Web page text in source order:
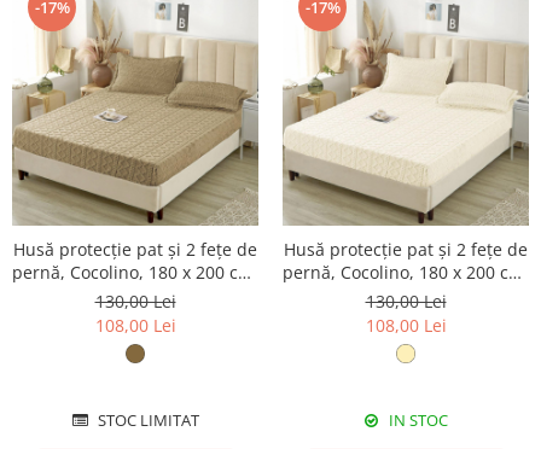
-17%
Husă protecție pat și 2 fețe de
pernă, Cocolino, 180 x 200 cm,
3 piese, HPP52
130,00 Lei
108,00 Lei
STOC LIMITAT
-17%
Husă protecție pat și 2 fețe de
pernă, Cocolino, 180 x 200 cm,
3 piese, HPP57
130,00 Lei
108,00 Lei
IN STOC